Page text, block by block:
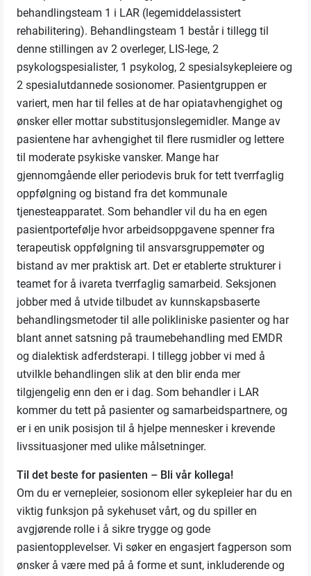
behandlingsteam 1 i LAR (legemiddelassistert
rehabilitering). Behandlingsteam 1 består i tillegg til
denne stillingen av 2 overleger, LIS-lege, 2
psykologspesialister, 1 psykolog, 2 spesialsykepleiere og
2 spesialutdannede sosionomer. Pasientgruppen er
variert, men har til felles at de har opiatavhengighet og
ønsker eller mottar substitusjonslegemidler. Mange av
pasientene har avhengighet til flere rusmidler og lettere
til moderate psykiske vansker. Mange har
gjennomgående eller periodevis bruk for tett tverrfaglig
oppfølgning og bistand fra det kommunale
tjenesteapparatet. Som behandler vil du ha en egen
pasientportefølje hvor arbeidsoppgavene spenner fra
terapeutisk oppfølgning til ansvarsgruppemøter og
bistand av mer praktisk art. Det er etablerte strukturer i
teamet for å ivareta tverrfaglig samarbeid. Seksjonen
jobber med å utvide tilbudet av kunnskapsbaserte
behandlingsmetoder til alle polikliniske pasienter og har
blant annet satsning på traumebehandling med EMDR
og dialektisk adferdsterapi. I tillegg jobber vi med å
utvilkle behandlingen slik at den blir enda mer
tilgjengelig enn den er i dag. Som behandler i LAR
kommer du tett på pasienter og samarbeidspartnere, og
er i en unik posisjon til å hjelpe mennesker i krevende
livssituasjoner med ulike målsetninger.
Til det beste for pasienten – Bli vår kollega!
Om du er vernepleier, sosionom eller sykepleier har du en
viktig funksjon på sykehuset vårt, og du spiller en
avgjørende rolle i å sikre trygge og gode
pasientopplevelser. Vi søker en engasjert fagperson som
ønsker å være med på å forme et sunt, inkluderende og